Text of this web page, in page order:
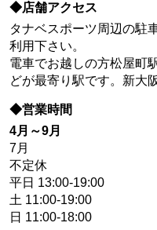
◆店舗アクセス
タナベスポーツ周辺の駐
利用下さい。
電車でお越しの方松屋町
どが最寄り駅です。新大
◆営業時間
4月～9月
7月
不定休
平日 13:00-19:00
土 11:00-19:00
日 11:00-18:00